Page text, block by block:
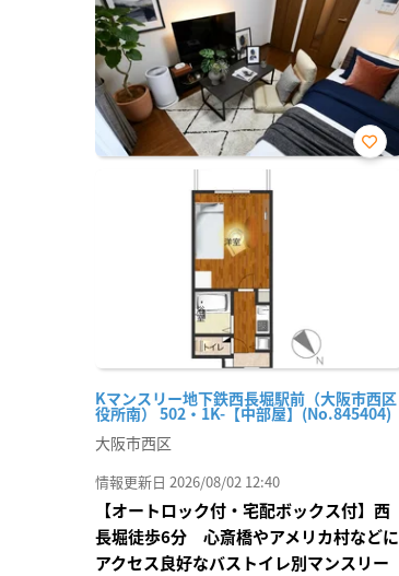
Kマンスリー地下鉄西長堀駅前（大阪市西区
役所南） 502・1K-【中部屋】(No.845404)
お気
大阪市西区
情報更新日 2026/08/02 12:40
【オートロック付・宅配ボックス付】西
長堀徒歩6分 心斎橋やアメリカ村などに
アクセス良好なバストイレ別マンスリー